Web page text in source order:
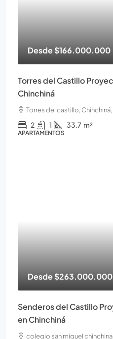
Desde$166.000.000
Torres del Castillo
Chinchiná
Torres del castillo,
2 1 33.7 m²
APARTAMENTOS
Desde$263.000.000
Senderos del Castillo
en Chinchiná
colegio san miguel chinchina